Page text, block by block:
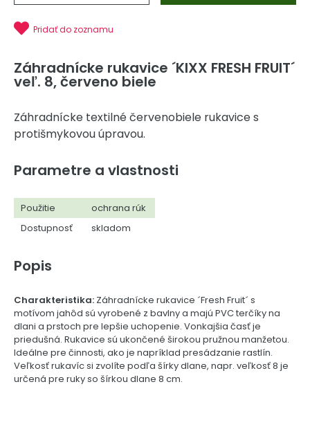
Pridať do zoznamu
Záhradnícke rukavice ´KIXX FRESH FRUIT´
veľ. 8, červeno biele
Záhradnícke textilné červenobiele rukavice s
protišmykovou úpravou.
Parametre a vlastnosti
Použitie
ochrana rúk
Dostupnosť
skladom
Popis
Charakteristika: Záhradnícke rukavice ´Fresh Fruit´ s
motívom jahôd sú vyrobené z bavlny a majú PVC terčíky na
dlani a prstoch pre lepšie uchopenie. Vonkajšia časť je
priedušná. Rukavice sú ukončené širokou pružnou manžetou.
Ideálne pre činnosti, ako je napríklad presádzanie rastlín.
Veľkosť rukavíc si zvolíte podľa šírky dlane, napr. veľkosť 8 je
určená pre ruky so šírkou dlane 8 cm.